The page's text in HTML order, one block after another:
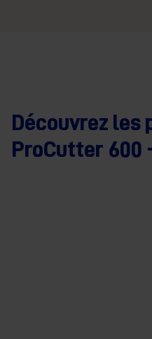
Découvrez les
ProCutter 600